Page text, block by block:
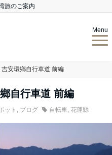
旅のご案内
Menu
安環鄉自行車道 前編
自行車道 前編
ット , ブログ 自転車, 花蓮縣